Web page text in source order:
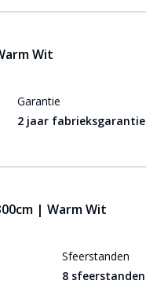
Wit
Garantie
2 jaar fabrieksgarantie
| Warm Wit
Sfeerstanden
8 sfeerstanden